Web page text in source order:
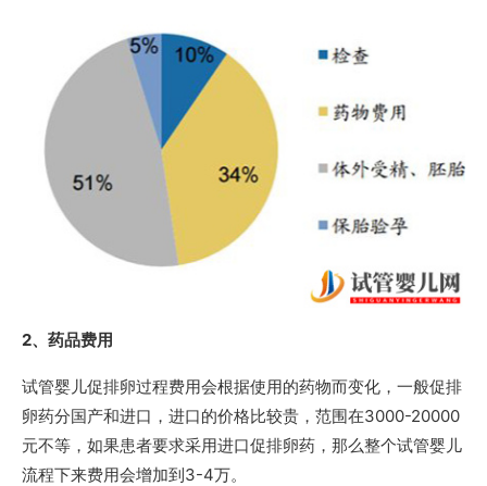
2、药品费用
试管婴儿促排卵过程费用会根据使用的药物而变化，一般促排
卵药分国产和进口，进口的价格比较贵，范围在3000-20000
元不等，如果患者要求采用进口促排卵药，那么整个试管婴儿
流程下来费用会增加到3-4万。